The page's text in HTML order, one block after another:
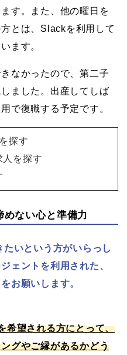
す。また、他の曜日を
とは、Slackを利用して
ます。
なかったので、第二子
ました。出産してしば
で復職する予定です。
探す
人を探す
ない心と準備力
いという方がいらっし
ェントを利用された、
お願いします。
希望される方にとって、
グやご縁があるかどう